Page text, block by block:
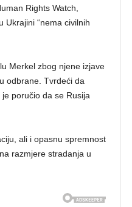
Rights Watch,
Ukrajini “nema civilnih
Merkel zbog njene izjave
odbrane. Tvrdeći da
je poručio da se Rusija
ali i opasnu spremnost
razmjere stradanja u